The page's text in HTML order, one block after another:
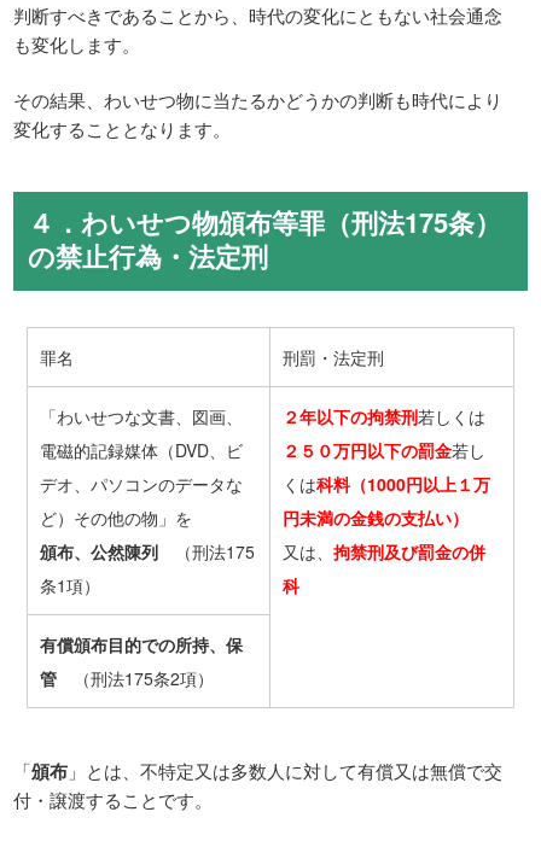
判断すべきであることから、時代の変化にともない社会通念
も変化します。
その結果、わいせつ物に当たるかどうかの判断も時代により
変化することとなります。
４．わいせつ物頒布等罪（刑法175条）
の禁止行為・法定刑
罪名 刑罰・法定刑
「わいせつな文書、図画、
電磁的記録媒体（DVD、ビ
デオ、パソコンのデータな
ど）その他の物」を
頒布、公然陳列（刑法175
条1項）
２年以下の拘禁刑若しくは
２５０万円以下の罰金若し
くは科料（1000円以上１万
円未満の金銭の支払い）
又は、 拘禁刑及び罰金の併
科
有償頒布目的での所持、保
管（刑法175条2項）
「頒布 」とは、不特定又は多数人に対して有償又は無償で交
付・譲渡することです。